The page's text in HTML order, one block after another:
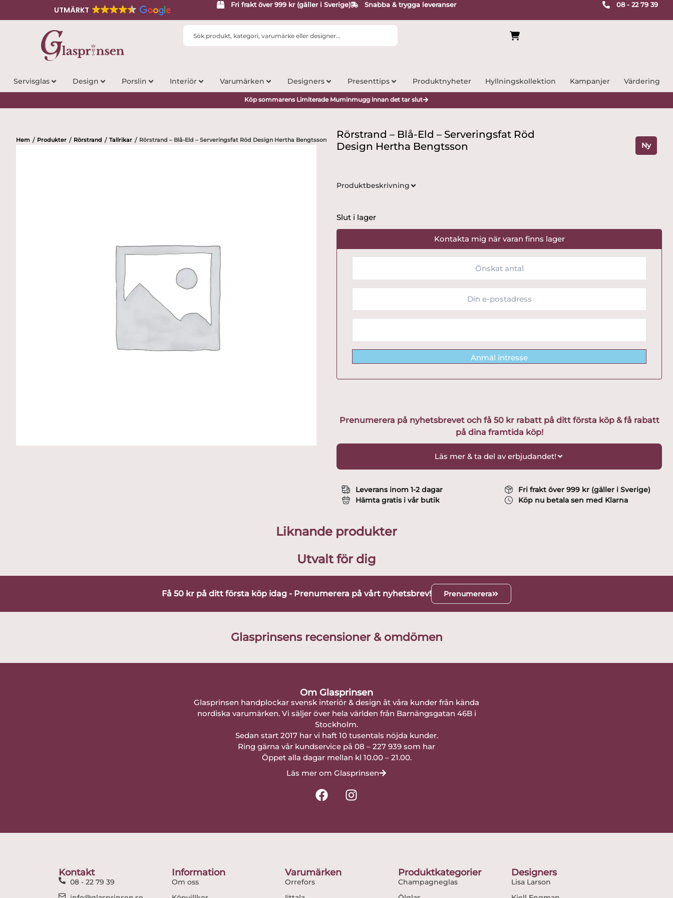
UTMÄRKT
Fri frakt över 999 kr (gäller i Sverige) Snabba & trygga leveranser 08 - 22 79 39
Search
Servisglas Design Porslin Interiör Varumärken Designers Presenttips Produktnyheter Hyllningskollektion Kampanjer Värdering
Köp sommarens Limiterade Muminmugg innan det tar slut
Hem / Produkter / Rörstrand / Tallrikar / Rörstrand – Blå-Eld – Serveringsfat Röd Design Hertha Bengtsson
Rörstrand – Blå-Eld – Serveringsfat Röd
Design Hertha Bengtsson
Ny
Produktbeskrivning
Slut i lager
Kontakta mig när varan finns lager
Anmäl intresse
Prenumerera på nyhetsbrevet och få 50 kr rabatt på ditt första köp & få rabatt
på dina framtida köp!
Läs mer & ta del av erbjudandet!
Leverans inom 1-2 dagar
Hämta gratis i vår butik
Fri frakt över 999 kr (gäller i Sverige)
Köp nu betala sen med Klarna
Liknande produkter
Utvalt för dig
Få 50 kr på ditt första köp idag - Prenumerera på vårt nyhetsbrev! Prenumerera
Glasprinsens recensioner & omdömen
Om Glasprinsen
Glasprinsen handplockar svensk interiör & design åt våra kunder från kända
nordiska varumärken. Vi säljer över hela världen från Barnängsgatan 46B i
Stockholm.
Sedan start 2017 har vi haft 10 tusentals nöjda kunder.
Ring gärna vår kundservice på 08 – 227 939 som har
Öppet alla dagar mellan kl 10.00 – 21.00.
Läs mer om Glasprinsen
F
a
k
I
n
Kontakt
08 - 22 79 39
Information
Om oss
Varumärken
Orrefors
Produktkategorier
Champagneglas
Designers
Lisa Larson